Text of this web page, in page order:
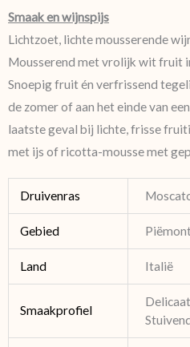
Smaak en wijnspijs
Lichtzoet, lichte mousserende
Mousserend met vrolijk wit fruit
Snoepig fruit én verfrissend
de zomer of aan het einde van
laatste geval bij lichte, frisse
met ijs of ricotta-mousse met
Druivenras
Gebied
Land Italië
Smaakprofiel